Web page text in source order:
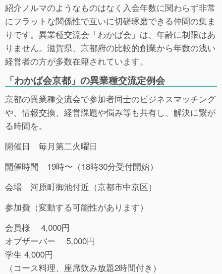
紹介ノルマのようなものはなく入会年数に関わらず非常
にフラットな関係性で互いに切磋琢磨できる仲間の集ま
りです。異業種交流会「わかば会」は、年齢に制限はあ
りません。滋賀県、京都府の比較的創業から年数の浅い
経営者の方が多数在籍されています。
「わかば会京都」の異業種交流定例会
京都の異業種交流会で参加者同士のビジネスマッチング
や、情報交換、経営課題や悩み等も共有し、解決に繋が
る時間を。
開催日 毎月第二火曜日
開催時間 19時〜（18時30分受付開始）
会場 河原町御池付近（京都市中京区）
参加費（変動する可能性があります）
会員様 4,000円
オブザーバー 5,000円
学生 4,000円
（コース料理、座席飲み放題2時間付き）